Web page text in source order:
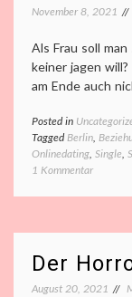
November 8, 2021
Als Frau soll
keiner jagen
am Ende auch
Posted in
TaggedBerlin,
Onlinedating, Single,
1 Kommentarzu
und
lassen
Der
August 20, 2021